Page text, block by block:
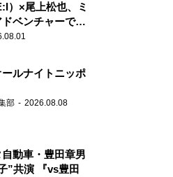
）×尾上松也、ミ
ベンチャーで美
ールナイトニッポ
部 2026.08.08
動車・豊田章男
”共演 『vs豊田